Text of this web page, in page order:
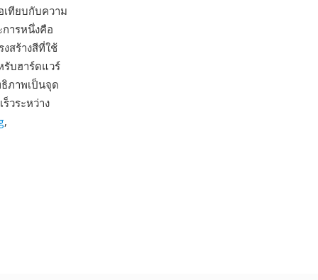
เทียบกับความ
การหนึ่งคือ
สร้างสีที่ใช้
รับฮาร์ดแวร์
ภาพเป็นจุด
วระหว่าง
,